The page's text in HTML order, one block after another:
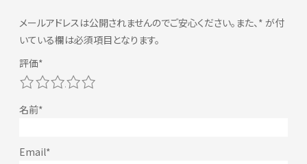
メールアドレスは公開されませんのでご安心ください。また、* が付
いている欄は必須項目となります。
5
4
3
2